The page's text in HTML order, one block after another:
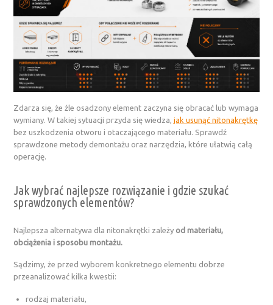
Zdarza się, że źle osadzony element zaczyna się obracać lub wymaga
wymiany. W takiej sytuacji przyda się wiedza,jak usunąć nitonakrętkę
bez uszkodzenia otworu i otaczającego materiału. Sprawdź
sprawdzone metody demontażu oraz narzędzia, które ułatwią całą
operację.
Jak wybrać najlepsze rozwiązanie i gdzie szukać
sprawdzonych elementów?
Najlepsza alternatywa dla nitonakrętki zależy od materiału,
obciążenia i sposobu montażu.
Sądzimy, że przed wyborem konkretnego elementu dobrze
przeanalizować kilka kwestii:
rodzaj materiału,